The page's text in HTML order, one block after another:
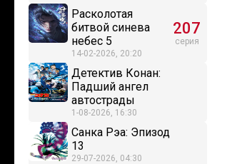
Расколотая
битвой синева
небес 5
14-02-2026, 20:20
207
серия
Детектив Конан:
Падший ангел
автострады
1-08-2026, 16:30
Санка Рэа: Эпизод
13
29-07-2026, 04:30